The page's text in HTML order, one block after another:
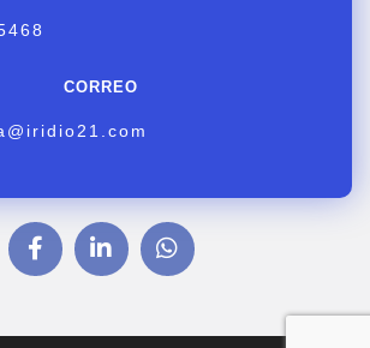
CORREO